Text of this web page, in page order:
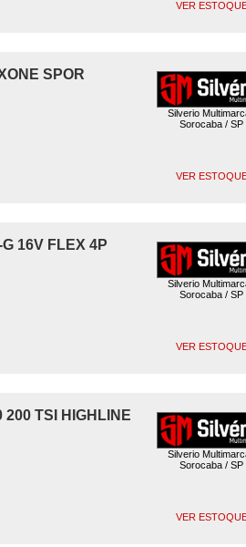
VER
SPOR
Silverio
Sorocaba / SP
VER
16V FLEX 4P
Silverio
Sorocaba / SP
VER
TSI HIGHLINE
Silverio
Sorocaba / SP
VER